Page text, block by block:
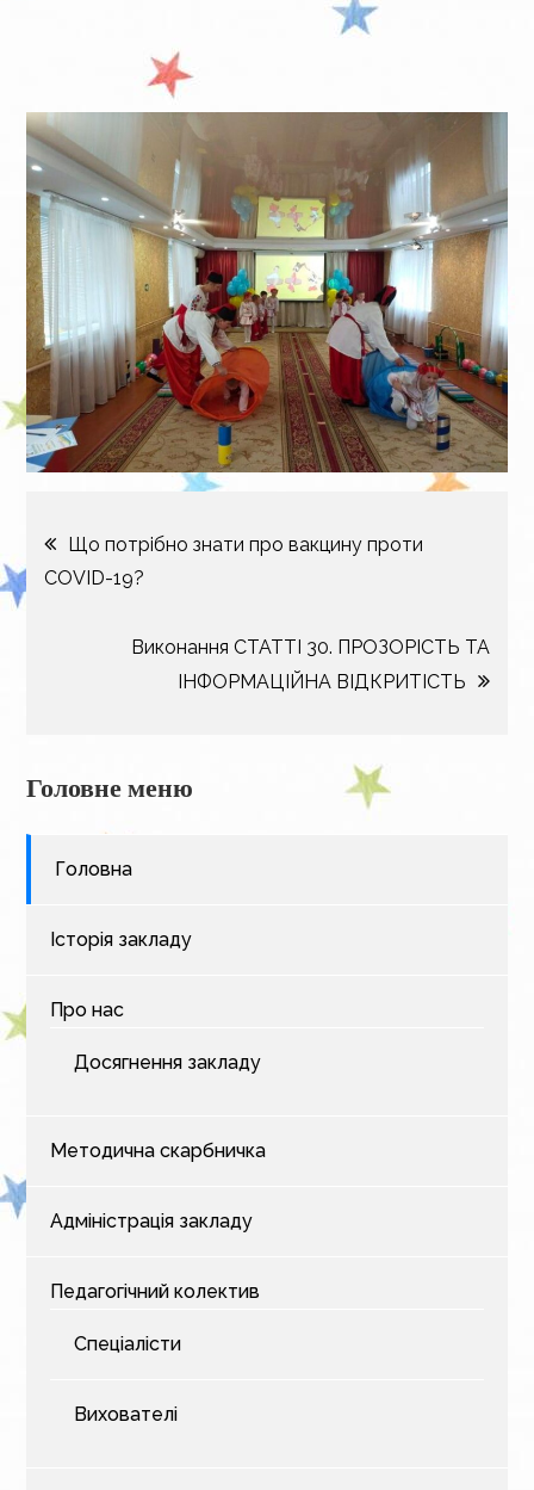
Навігація
записів
Що потрібно знати про вакцину проти
COVID-19?
Виконання СТАТТІ 30. ПРОЗОРІСТЬ ТА
ІНФОРМАЦІЙНА ВІДКРИТІСТЬ
Головне меню
Головна
Історія закладу
Про нас
Досягнення закладу
Методична скарбничка
Адміністрація закладу
Педагогічний колектив
Спеціалісти
Вихователі